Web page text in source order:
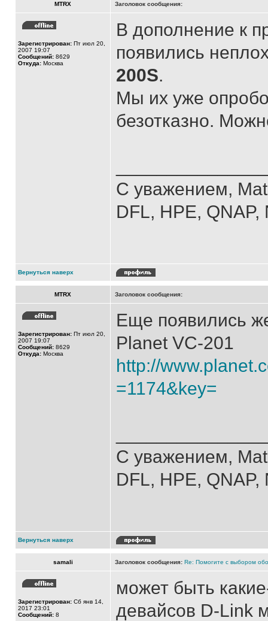
MTRX Заголовок сообщения:
Зарегистрирован: Пт июл 20,
2007 19:07
Сообщений: 8629
Откуда: Москва
В дополнение к
появились
200S.
Мы их уже
безотказно.
С уважением,
DFL, HPE,
Вернуться наверх
MTRX Заголовок сообщения:
Зарегистрирован: Пт июл 20,
2007 19:07
Сообщений: 8629
Откуда: Москва
Еще появились
Planet VC-201
http://
=1174&key=
С уважением,
DFL, HPE,
Вернуться наверх
samali Заголовок сообщения: Re: Помогите с выбором
Зарегистрирован: Сб янв 14,
2017 23:01
Сообщений: 8
может быть
девайсов D-Link